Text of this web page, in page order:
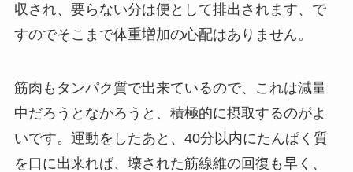
収され、要らない分は便として排出されます、で
すのでそこまで体重増加の心配はありません。
筋肉もタンパク質で出来ているので、これは減量
中だろうとなかろうと、積極的に摂取するのがよ
いです。運動をしたあと、40分以内にたんぱく質
を口に出来れば、壊された筋線維の回復も早く、